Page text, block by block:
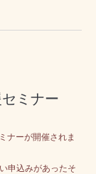
ミナー
ナーが開催されま
申込みがあったそ